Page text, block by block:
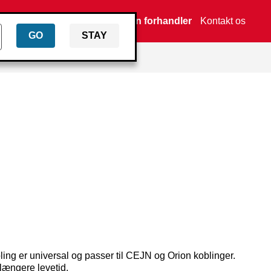
GO STAY
Find en forhandler Kontakt os
er universal og passer til CEJN og Orion koblinger.
levetid.